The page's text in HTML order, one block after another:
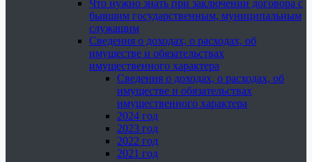
Что нужно знать при заключении договора с
бывшим государственным, муниципальным
служащим
Сведения о доходах, о расходах, об
имуществе и обязательствах
имущественного характера
Сведения о доходах, о расходах, об
имуществе и обязательствах
имущественного характера
2024 год
2023 год
2022 год
2021 год